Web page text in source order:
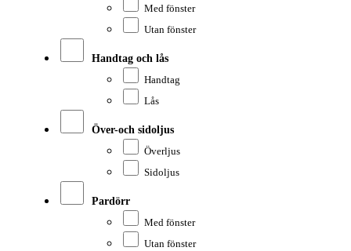
Med fönster
Utan fönster
Handtag och lås
Handtag
Lås
Över-och sidoljus
Överljus
Sidoljus
Pardörr
Med fönster
Utan fönster